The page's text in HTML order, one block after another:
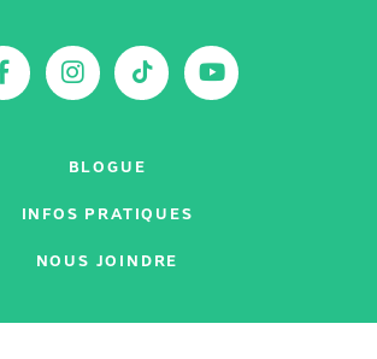
Facebook
Instagram
TikTok
BLOGUE
INFOS PRATIQUES
NOUS JOINDRE